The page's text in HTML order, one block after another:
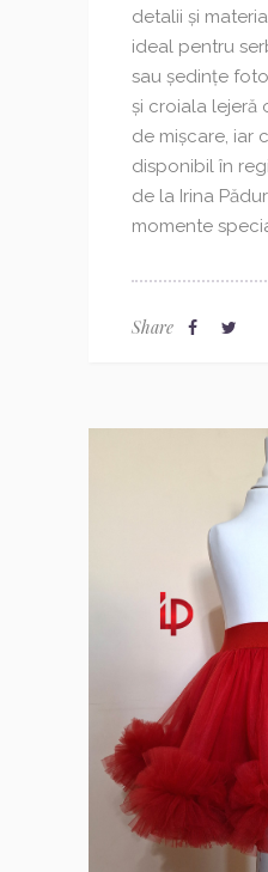
detalii și
ideal pentru
sau ședințe
și croiala lejeră
de mișcare, iar
disponibil în
de la Irina
momente
Share